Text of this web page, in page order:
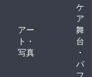
ケ
ア
アー
ト・
写真
舞
台
・
パ
フ